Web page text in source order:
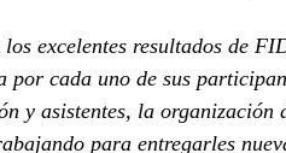
los excelentes resultados de
cada uno de sus
y asistentes, la
para entregarles